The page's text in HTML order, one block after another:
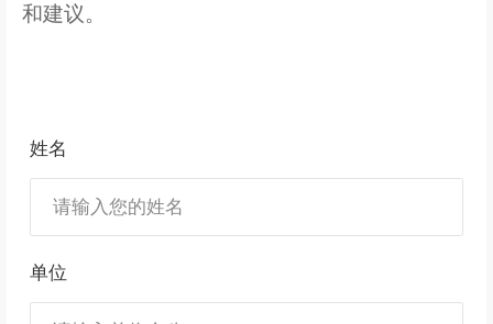
和建议。
姓名
单位